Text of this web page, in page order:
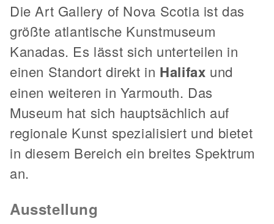
Die Art Gallery of Nova Scotia ist das
größte atlantische Kunstmuseum
Kanadas. Es lässt sich unterteilen in
einen Standort direkt in Halifax und
einen weiteren in Yarmouth. Das
Museum hat sich hauptsächlich auf
regionale Kunst spezialisiert und bietet
in diesem Bereich ein breites Spektrum
an.
Ausstellung